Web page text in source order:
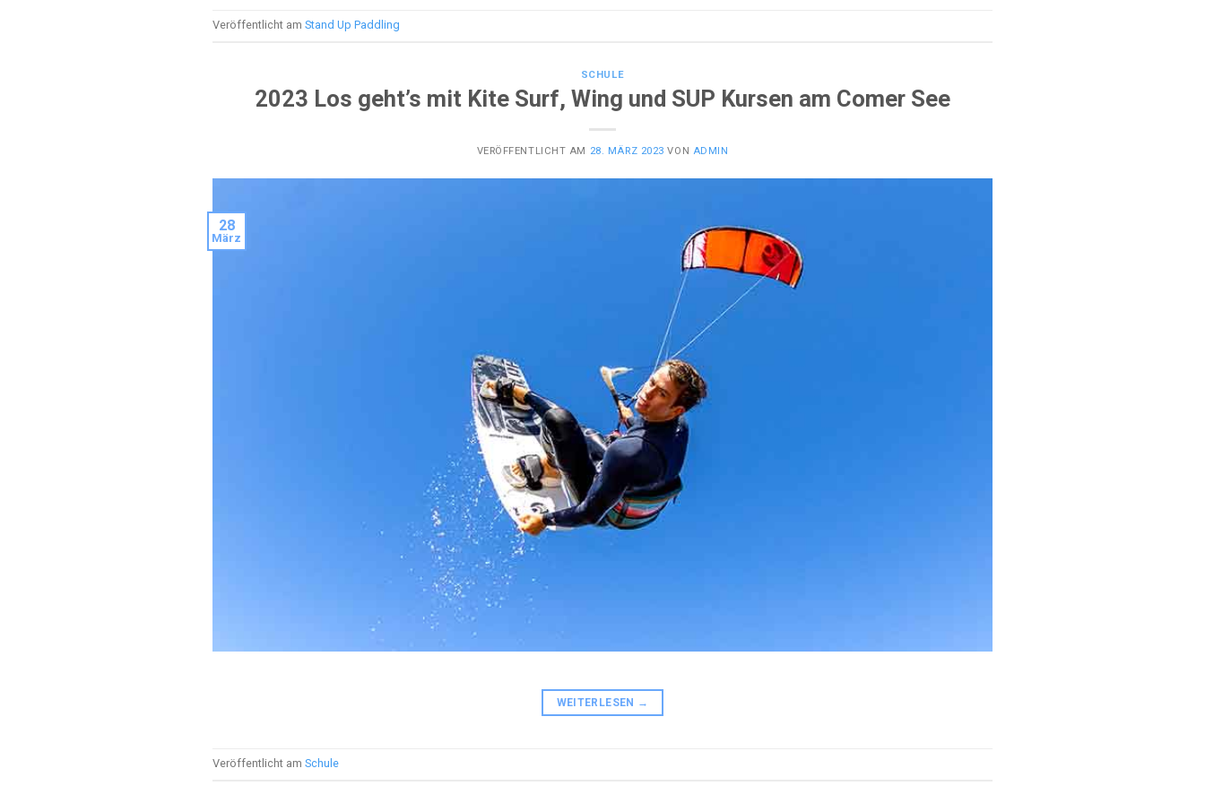
Veröffentlicht am Stand Up Paddling
SCHULE
2023 Los geht’s mit Kite Surf, Wing und SUP Kursen am Comer See
VERÖFFENTLICHT AM 28. MÄRZ 2023 VON ADMIN
28
März
WEITERLESEN →
Veröffentlicht am Schule